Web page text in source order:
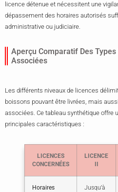
licence détenue et nécessitent une
dépassement des horaires autorisés
administrative ou judiciaire.
Aperçu Comparatif Des
Associées
Les différents niveaux de licences
boissons pouvant être livrées, mais
associées. Ce tableau synthétique offre
principales caractéristiques :
LICENCES
CONCERNÉES
LICENCE
Horaires
Jusqu’à